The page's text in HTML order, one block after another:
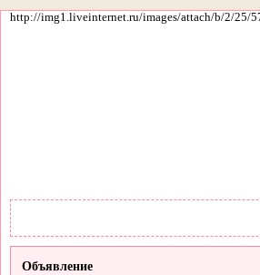
http://img1.liveinternet.ru/images/attach/b/2/25/
Объявление